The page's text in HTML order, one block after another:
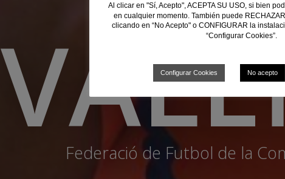
Federació de Futbol de la
Al clicar en "Sí, Acepto", ACEPTA SU USO, si bien
en cualquier momento. También puede
clicando en “No Acepto" o CONFIGURAR la
“Configurar Cookies”.
Configurar Cookies No acepto